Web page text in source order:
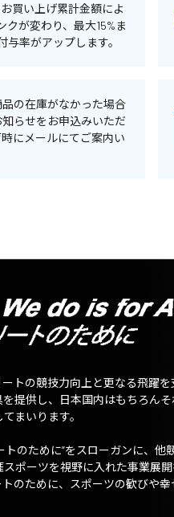
買い上げ累計金額によ
クが変わり、最大15%ま
与率がアップします。
の在庫がなかった場合
らせをお申込みいただ
にメールにてご案内い
トの競技力向上と更なる飛躍を
提供し、日本国内はもちろん
まいります。
トのために”をスローガンに、他
ポーツを視野に入れた事業展
のために、スポーツの歓びや幸